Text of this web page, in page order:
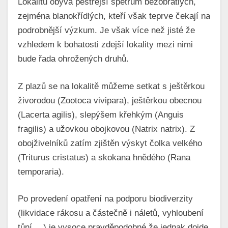
zejména blanokřídlých, kteří však teprve čekají na
podrobnější výzkum. Je však více než jisté že
vzhledem k bohatosti zdejší lokality mezi nimi
bude řada ohrožených druhů.
Z plazů se na lokalitě můžeme setkat s ještěrkou
živorodou (Zootoca vivipara), ještěrkou obecnou
(Lacerta agilis), slepýšem křehkým (Anguis
fragilis) a užovkou obojkovou (Natrix natrix). Z
obojživelníků zatím zjištěn výskyt čolka velkého
(Triturus cristatus) a skokana hnědého (Rana
temporaria).
Po provedení opatření na podporu biodiverzity
(likvidace rákosu a částečně i náletů, vyhloubení